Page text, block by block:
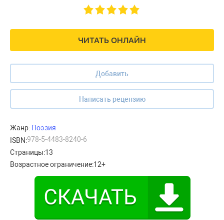
ЧИТАТЬ ОНЛАЙН
Добавить
Написать рецензию
Жанр: Поэзия
ISBN:978-5-4483-8240-6
Страницы:13
Возрастное ограничение:12+